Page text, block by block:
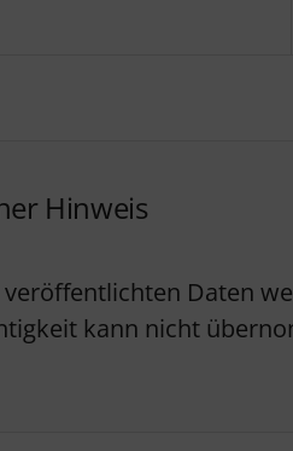
Hinweis
veröffentlichten Daten
kann nicht